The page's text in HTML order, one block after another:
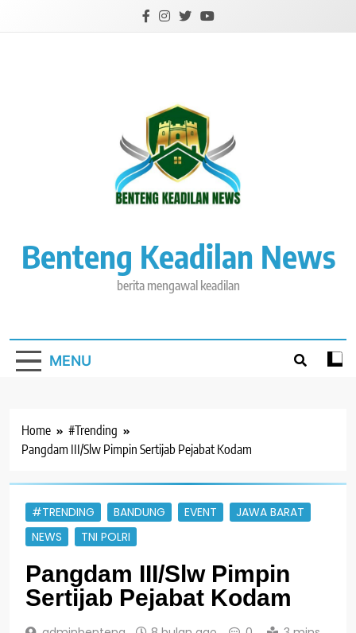
Benteng Keadilan News
berita mengawal keadilan
MENU
Home
#Trending
Pangdam III/Slw Pimpin Sertijab Pejabat Kodam
#TRENDING BANDUNG EVENT
JAWA BARAT
NEWS
TNI POLRI
Pangdam III/Slw Pimpin
Sertijab Pejabat Kodam